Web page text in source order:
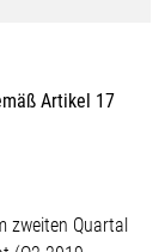
Artikel 17
zweiten Quartal